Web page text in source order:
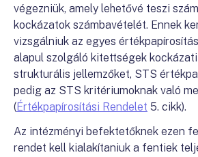
végezniük, amely lehetővé teszi
kockázatok számbavételét. Ennek
vizsgálniuk az egyes
alapul szolgáló kitettségek
strukturális jellemzőket, STS
pedig az STS kritériumoknak való
(Értékpapírosítási Rendelet 5. cikk).
Az intézményi befektetőknek ezen
rendet kell kialakítaniuk a fentiek